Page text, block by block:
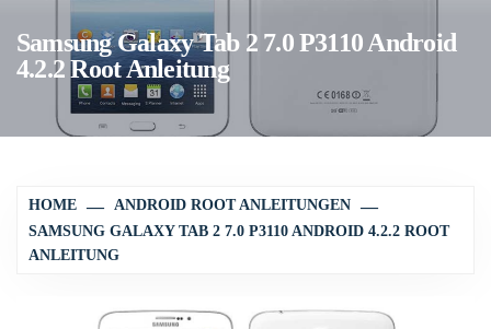
Samsung Galaxy Tab 2 7.0 P3110 Android
4.2.2 Root Anleitung
HOME
ANDROID ROOT ANLEITUNGEN
SAMSUNG GALAXY TAB 2 7.0 P3110 ANDROID 4.2.2 ROOT
ANLEITUNG